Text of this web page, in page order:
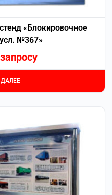
«Блокировочное
№367»